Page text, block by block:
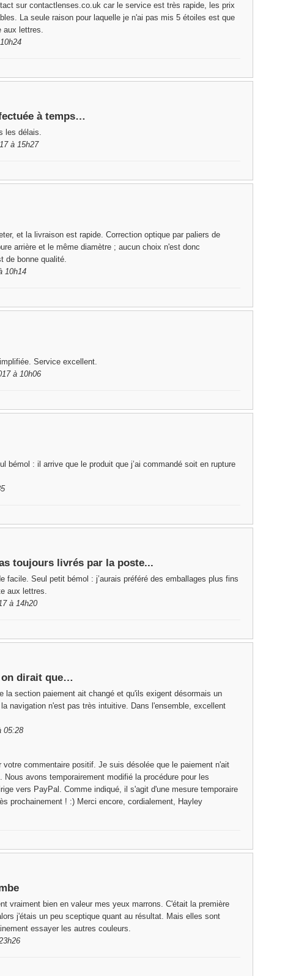
sur contactlenses.co.uk car le service est très rapide, les prix
La seule raison pour laquelle je n'ai pas mis 5 étoiles est que
aux lettres.
à temps…
les délais.
à 15h27
et la livraison est rapide. Correction optique par paliers de
arrière et le même diamètre ; aucun choix n'est donc
de bonne qualité.
10h14
Service excellent.
à 10h06
bémol : il arrive que le produit que j’ai commandé soit en rupture
toujours livrés par la poste...
facile. Seul petit bémol : j’aurais préféré des emballages plus fins
aux lettres.
à 14h20
on dirait que…
la section paiement ait changé et qu'ils exigent désormais un
navigation n'est pas très intuitive. Dans l'ensemble, excellent
05:28
votre commentaire positif. Je suis désolée que le paiement n'ait
avons temporairement modifié la procédure pour les
vers PayPal. Comme indiqué, il s'agit d'une mesure temporaire
prochainement ! :) Merci encore, cordialement, Hayley
vraiment bien en valeur mes yeux marrons. C'était la première
j'étais un peu sceptique quant au résultat. Mais elles sont
essayer les autres couleurs.